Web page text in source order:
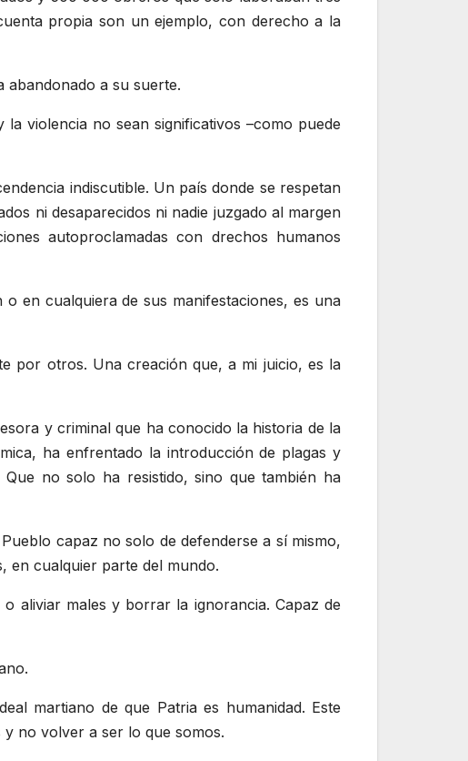
propia son un ejemplo, con derecho a la
abandonado a su suerte.
violencia no sean significativos –como puede
indiscutible. Un país donde se respetan
ni desaparecidos ni nadie juzgado al margen
autoproclamadas con drechos humanos
en cualquiera de sus manifestaciones, es una
por otros. Una creación que, a mi juicio, es la
y criminal que ha conocido la historia de la
ha enfrentado la introducción de plagas y
no solo ha resistido, sino que también ha
capaz no solo de defenderse a sí mismo,
en cualquier parte del mundo.
aliviar males y borrar la ignorancia. Capaz de
martiano de que Patria es humanidad. Este
no volver a ser lo que somos.